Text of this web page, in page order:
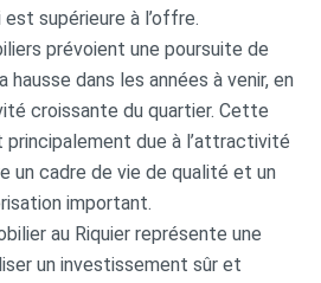
supérieure à l’offre.
prévoient une poursuite de
dans les années à venir, en
croissante du quartier. Cette
principalement due à l’attractivité
un cadre de vie de qualité et un
important.
au Riquier représente une
un investissement sûr et